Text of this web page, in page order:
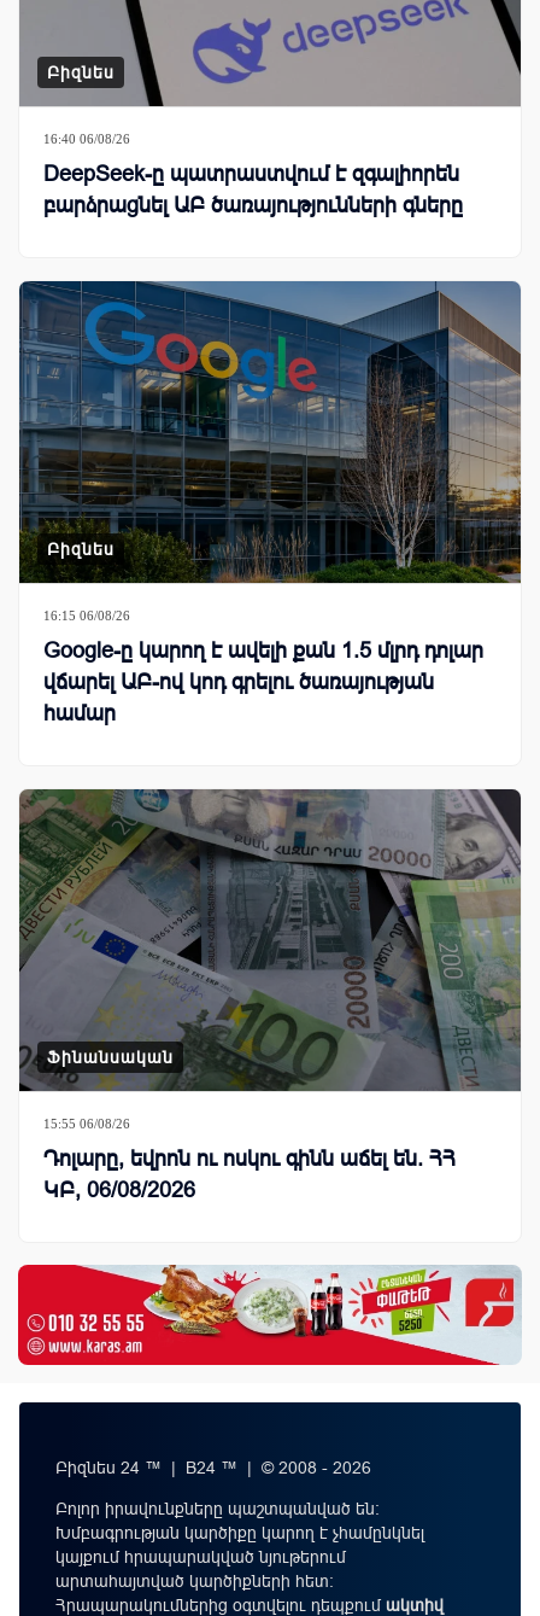
Բիզնես
16:40 06/08/26
DeepSeek-ը պատրաստվում է զգալիորեն
բարձրացնել ԱԲ ծառայությունների գները
Բիզնես
16:15 06/08/26
Google-ը կարող է ավելի քան 1.5 մլրդ դոլար
վճարել ԱԲ-ով կոդ գրելու ծառայության
համար
Ֆինանսական
15:55 06/08/26
Դոլարը, եվրոն ու ոսկու գինն աճել են. ՀՀ
ԿԲ, 06/08/2026
Բիզնես 24 ™ | B24 ™ | © 2008 - 2026
Բոլոր իրավունքները պաշտպանված են:
Խմբագրության կարծիքը կարող է չհամընկնել
կայքում հրապարակված նյութերում
արտահայտված կարծիքների հետ:
Հրապարակումներից օգտվելու դեպքումակտիվ